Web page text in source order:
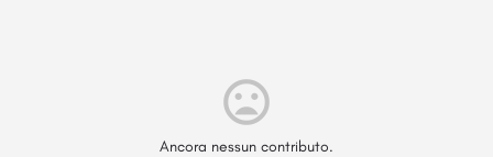
Ancora nessun contributo.